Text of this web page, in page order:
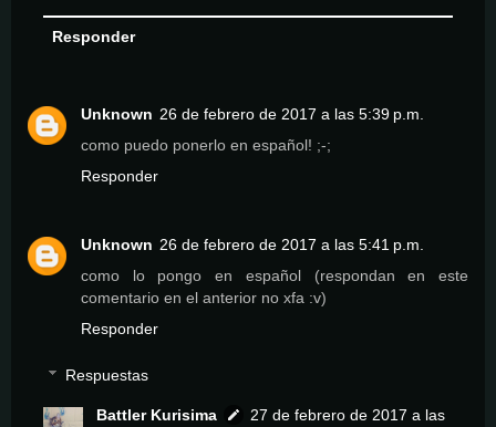
Responder
Unknown 26 de febrero de 2017 a las 5:39 p.m.
como puedo ponerlo en español! ;-;
Responder
Unknown 26 de febrero de 2017 a las 5:41 p.m.
como lo pongo en español (respondan en este
comentario en el anterior no xfa :v)
Responder
Respuestas
Battler Kurisima
27 de febrero de 2017 a las